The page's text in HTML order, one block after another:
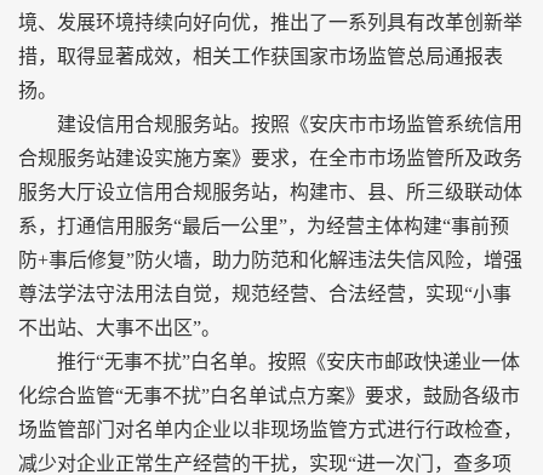
境、发展环境持续向好向优，推出了一系列具有改革创新举
措，取得显著成效，相关工作获国家市场监管总局通报表
扬。
建设信用合规服务站。按照《安庆市市场监管系统信用
合规服务站建设实施方案》要求，在全市市场监管所及政务
服务大厅设立信用合规服务站，构建市、县、所三级联动体
系，打通信用服务“最后一公里”，为经营主体构建“事前预
防+事后修复”防火墙，助力防范和化解违法失信风险，增强
尊法学法守法用法自觉，规范经营、合法经营，实现“小事
不出站、大事不出区”。
推行“无事不扰”白名单。按照《安庆市邮政快递业一体
化综合监管“无事不扰”白名单试点方案》要求，鼓励各级市
场监管部门对名单内企业以非现场监管方式进行行政检查，
减少对企业正常生产经营的干扰，实现“进一次门，查多项